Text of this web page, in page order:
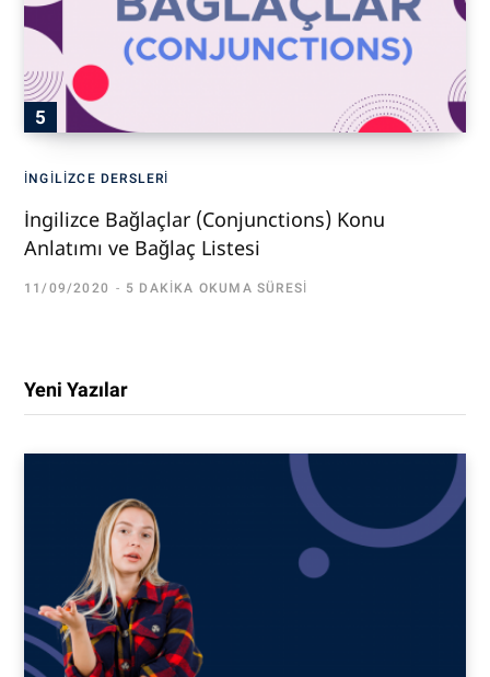
İNGILIZCE DERSLERI
İngilizce Bağlaçlar (Conjunctions) Konu
Anlatımı ve Bağlaç Listesi
11/09/2020 5 DAKIKA OKUMA SÜRESI
Yeni Yazılar